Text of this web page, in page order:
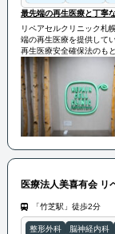
最先端の再生医療と丁寧
リペアセルクリニック札
端の再生医療を提供して
再生医療安全確保法のも
当院では、「脳卒中」「
症」「肩腱板断裂」など
特に、国内で初めて厚生
療」という先進技術で、
った幹細胞の治療が可能
この技術は、関節軟骨の
さらに優れた技術により
リペアセルクリニック札
これまでの実績が認めら
材を受けています。
医療法人美喜有会 リ
「竹芝駅」徒歩2分
整形外科 脳神経内科